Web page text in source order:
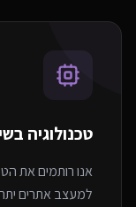
טכנולוגיה
אנו רותמים את
למעצב אתרים